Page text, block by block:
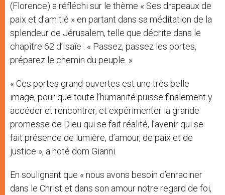
(Florence) a réfléchi sur le thème « Ses drapeaux de
paix et d’amitié » en partant dans sa méditation de la
splendeur de Jérusalem, telle que décrite dans le
chapitre 62 d’Isaïe : « Passez, passez les portes,
préparez le chemin du peuple. »
« Ces portes grand-ouvertes est une très belle
image, pour que toute l’humanité puisse finalement y
accéder et rencontrer, et expérimenter la grande
promesse de Dieu qui se fait réalité, l’avenir qui se
fait présence de lumière, d’amour, de paix et de
justice », a noté dom Gianni.
En soulignant que « nous avons besoin d’enraciner
dans le Christ et dans son amour notre regard de foi,